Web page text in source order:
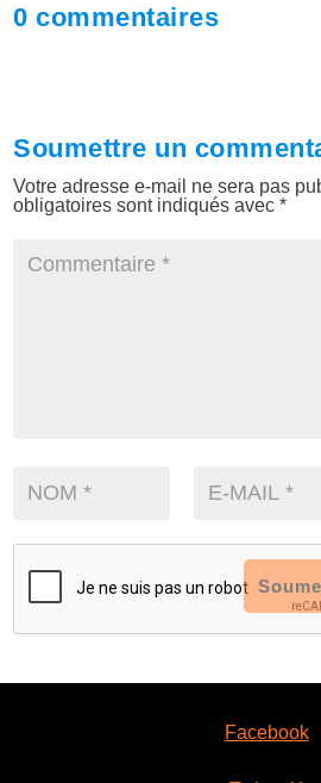
0 commentaires
Soumettre un
Votre adresse e-mail ne sera pas
obligatoires sont indiqués avec*
Facebook